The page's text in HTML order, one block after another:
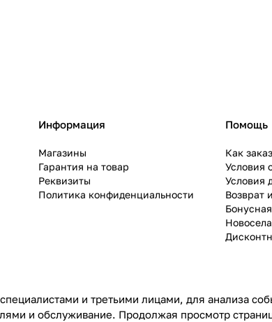
Информация
Магазины
Гарантия на товар
Реквизиты
Политика конфиденциальности
Помощь
Как
Условия
Условия
Возврат
и третьими лицами, для анализа
и обслуживание. Продолжая просмотр